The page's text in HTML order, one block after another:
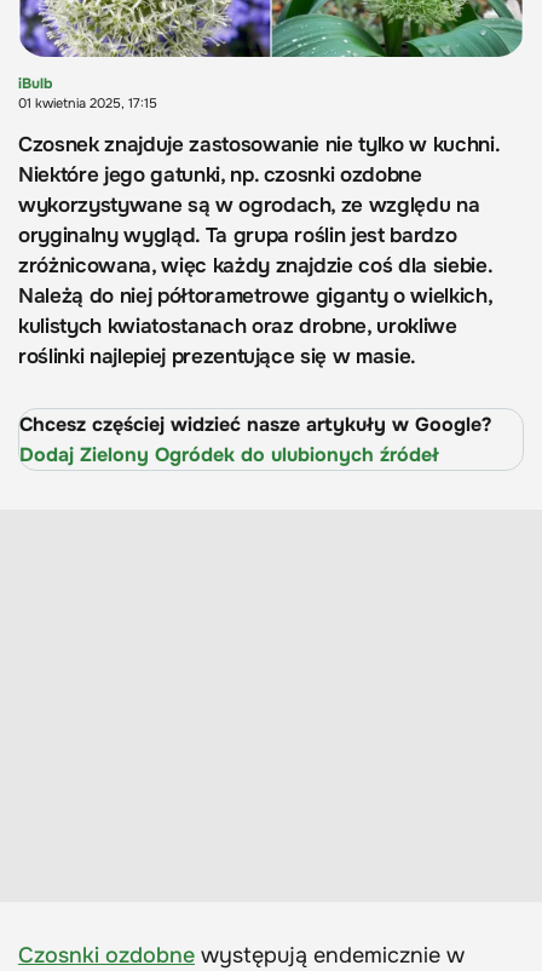
iBulb
01 kwietnia 2025, 17:15
Czosnek znajduje zastosowanie nie tylko w kuchni.
Niektóre jego gatunki, np. czosnki ozdobne
wykorzystywane są w ogrodach, ze względu na
oryginalny wygląd. Ta grupa roślin jest bardzo
zróżnicowana, więc każdy znajdzie coś dla siebie.
Należą do niej półtorametrowe giganty o wielkich,
kulistych kwiatostanach oraz drobne, urokliwe
roślinki najlepiej prezentujące się w masie.
Chcesz częściej widzieć nasze artykuły w Google?
Dodaj Zielony Ogródek do ulubionych źródeł
Czosnki ozdobne występują endemicznie w